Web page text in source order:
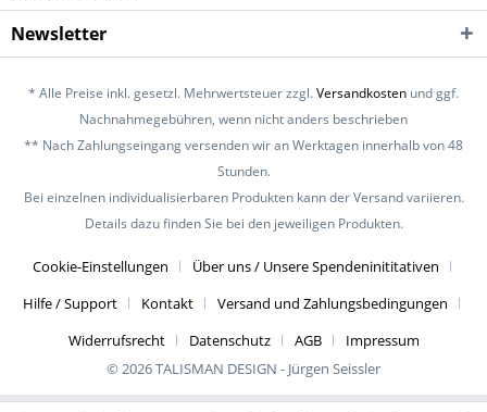
Newsletter
* Alle Preise inkl. gesetzl. Mehrwertsteuer zzgl.Versandkosten und ggf.
Nachnahmegebühren, wenn nicht anders beschrieben
** Nach Zahlungseingang versenden wir an Werktagen innerhalb von 48
Stunden.
Bei einzelnen individualisierbaren Produkten kann der Versand variieren.
Details dazu finden Sie bei den jeweiligen Produkten.
Cookie-Einstellungen
Über uns / Unsere Spendeninititativen
Hilfe / Support
Kontakt
Versand und Zahlungsbedingungen
Widerrufsrecht
Datenschutz AGB
Impressum
© 2026 TALISMAN DESIGN - Jürgen Seissler